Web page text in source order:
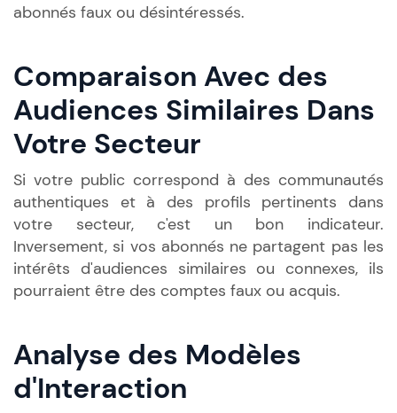
abonnés faux ou désintéressés.
Comparaison Avec des
Audiences Similaires Dans
Votre Secteur
Si votre public correspond à des communautés
authentiques et à des profils pertinents dans
votre secteur, c'est un bon indicateur.
Inversement, si vos abonnés ne partagent pas les
intérêts d'audiences similaires ou connexes, ils
pourraient être des comptes faux ou acquis.
Analyse des Modèles
d'Interaction